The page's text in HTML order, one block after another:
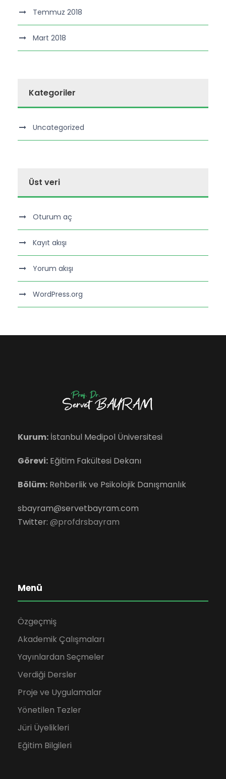
Temmuz 2018
Mart 2018
Kategoriler
Uncategorized
Üst veri
Oturum aç
Kayıt akışı
Yorum akışı
WordPress.org
Kurum: İstanbul Medipol Üniversitesi
Görevi: Eğitim Fakültesi Dekanı
Bölüm: Rehberlik ve Psikolojik Danışmanlık
sbayram@servetbayram.com
Twitter: @profdrsbayram
Menü
Özgeçmiş
Akademik Çalışmaları
Yayınlardan Seçmeler
Verdiği Dersler
Proje ve Uygulamalar
Yönetilen Tezler
Jüri Üyelikleri
Eğitim Bilgileri